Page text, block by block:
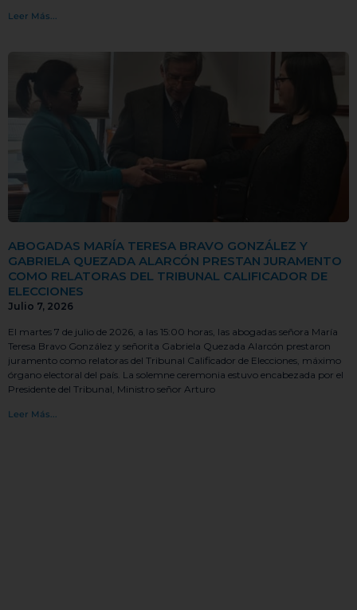
Leer Más...
ABOGADAS MARÍA TERESA BRAVO GONZÁLEZ Y
GABRIELA QUEZADA ALARCÓN PRESTAN JURAMENTO
COMO RELATORAS DEL TRIBUNAL CALIFICADOR DE
ELECCIONES
Julio 7, 2026
El martes 7 de julio de 2026, a las 15:00 horas, las abogadas señora María
Teresa Bravo González y señorita Gabriela Quezada Alarcón prestaron
juramento como relatoras del Tribunal Calificador de Elecciones, máximo
órgano electoral del país. La solemne ceremonia estuvo encabezada por el
Presidente del Tribunal, Ministro señor Arturo
Leer Más...